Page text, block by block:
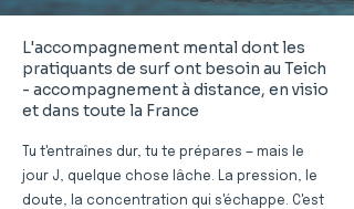
L'accompagnement mental dont les
pratiquants de surf ont besoin au Teich
- accompagnement à distance, en visio
et dans toute la France
Tu t'entraînes dur, tu te prépares — mais le
jour J, quelque chose lâche. La pression, le
doute, la concentration qui s'échappe. C'est